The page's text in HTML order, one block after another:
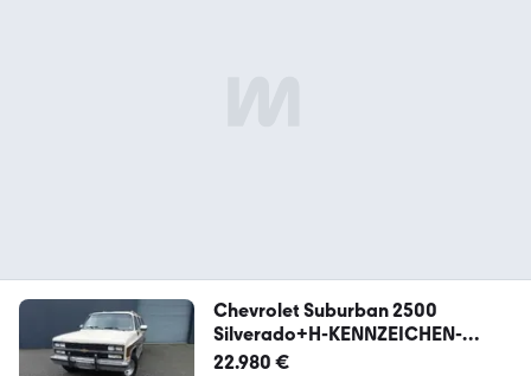
Chevrolet Suburban 2500
Silverado+H-KENNZEICHEN-
KLIMA+7 SI
22.980 €